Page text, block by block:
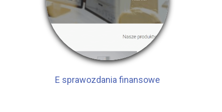
E sprawozdania finansowe